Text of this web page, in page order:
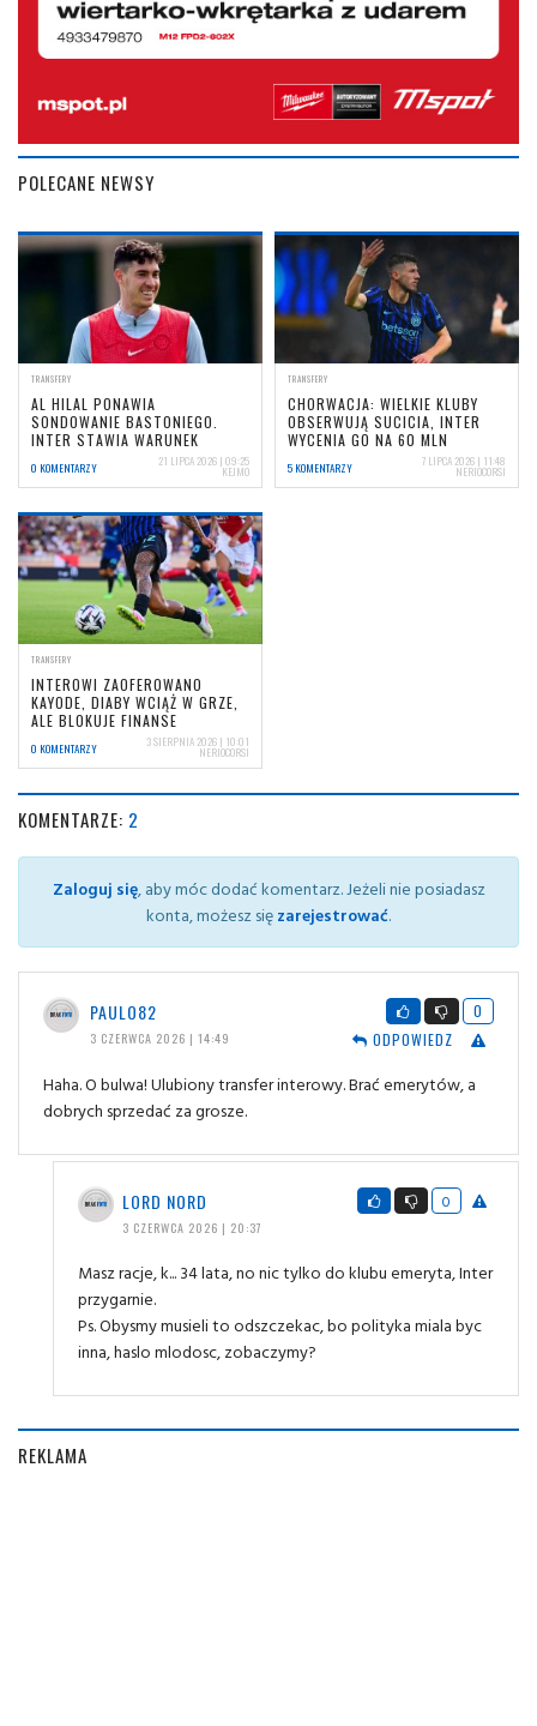
POLECANE NEWSY
TRANSFERY
AL HILAL PONAWIA
SONDOWANIE BASTONIEGO.
INTER STAWIA WARUNEK
0 KOMENTARZY 21 LIPCA 2026 | 09:25
KEJMO
TRANSFERY
CHORWACJA: WIELKIE KLUBY
OBSERWUJĄ SUCICIA, INTER
WYCENIA GO NA 60 MLN
5 KOMENTARZY 7 LIPCA 2026 | 11:48
NERIOCORSI
TRANSFERY
INTEROWI ZAOFEROWANO
KAYODE, DIABY WCIĄŻ W GRZE,
ALE BLOKUJE FINANSE
0 KOMENTARZY 3 SIERPNIA 2026 | 10:01
NERIOCORSI
KOMENTARZE: 2
Zaloguj się, aby móc dodać komentarz. Jeżeli nie posiadasz
konta, możesz sięzarejestrować.
PAULO82
3 CZERWCA 2026 | 14:49
0
ODPOWIEDZ
Haha. O bulwa! Ulubiony transfer interowy. Brać emerytów, a
dobrych sprzedać za grosze.
LORD NORD
3 CZERWCA 2026 | 20:37
0
Masz racje, k... 34 lata, no nic tylko do klubu emeryta, Inter
przygarnie.
Ps. Obysmy musieli to odszczekac, bo polityka miala byc
inna, haslo mlodosc, zobaczymy?
REKLAMA